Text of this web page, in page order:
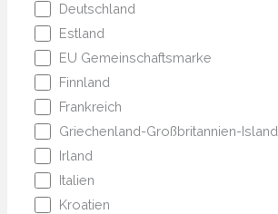
Deutschland
Estland
EU Gemeinschaftsmarke
Finnland
Frankreich
Griechenland-Großbritannien-Island
Irland
Italien
Kroatien